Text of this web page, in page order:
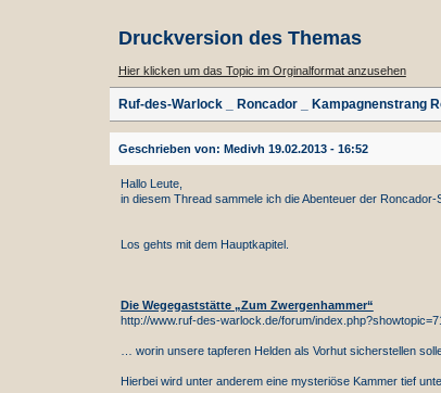
Druckversion des Themas
Hier klicken um das Topic im Orginalformat anzusehen
Ruf-des-Warlock _ Roncador _ Kampagnenstrang
Geschrieben von: Medivh 19.02.2013 - 16:52
Hallo Leute,
in diesem Thread sammele ich die Abenteuer der
Los gehts mit dem Hauptkapitel.
Die Wegegaststätte „Zum Zwergenhammer“
http://www.ruf-des-warlock.de/forum/
… worin unsere tapferen Helden als Vorhut sicherstellen
Hierbei wird unter anderem eine mysteriöse Kammer tief